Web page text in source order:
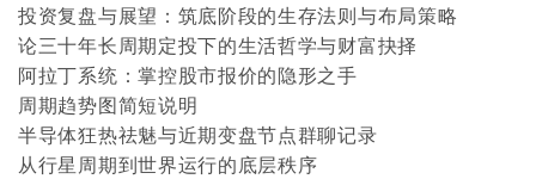
投资复盘与展望：筑底阶段的生存法则与布局策略
论三十年长周期定投下的生活哲学与财富抉择
阿拉丁系统：掌控股市报价的隐形之手
周期趋势图简短说明
半导体狂热祛魅与近期变盘节点群聊记录
从行星周期到世界运行的底层秩序